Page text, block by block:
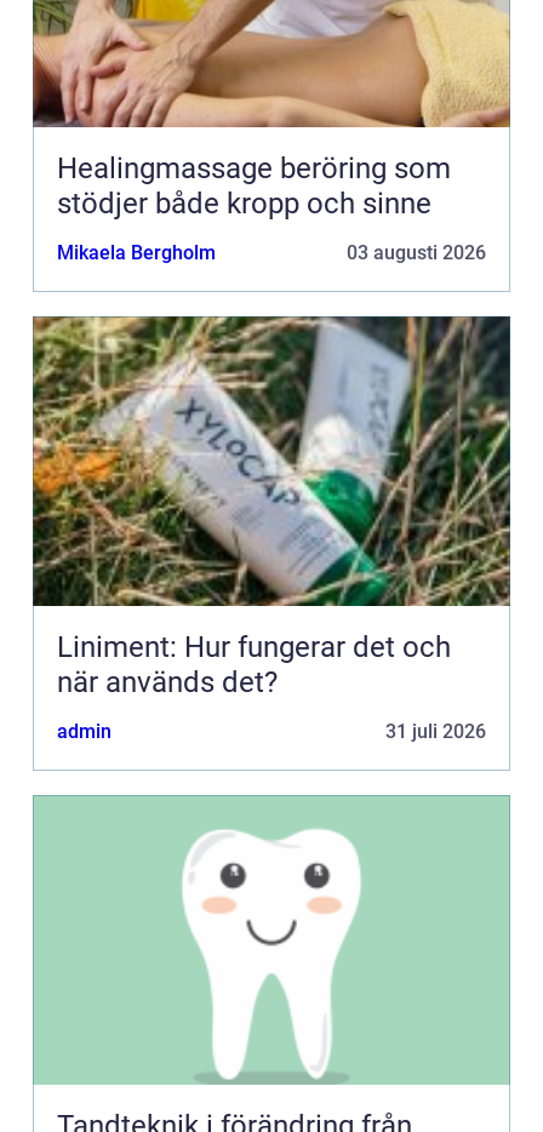
Healingmassage beröring som
stödjer både kropp och sinne
Mikaela Bergholm 03 augusti 2026
Liniment: Hur fungerar det och
när används det?
admin 31 juli 2026